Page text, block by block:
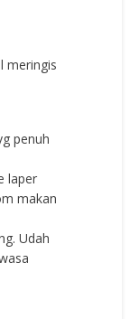
meringis
penuh
laper
makan
Udah